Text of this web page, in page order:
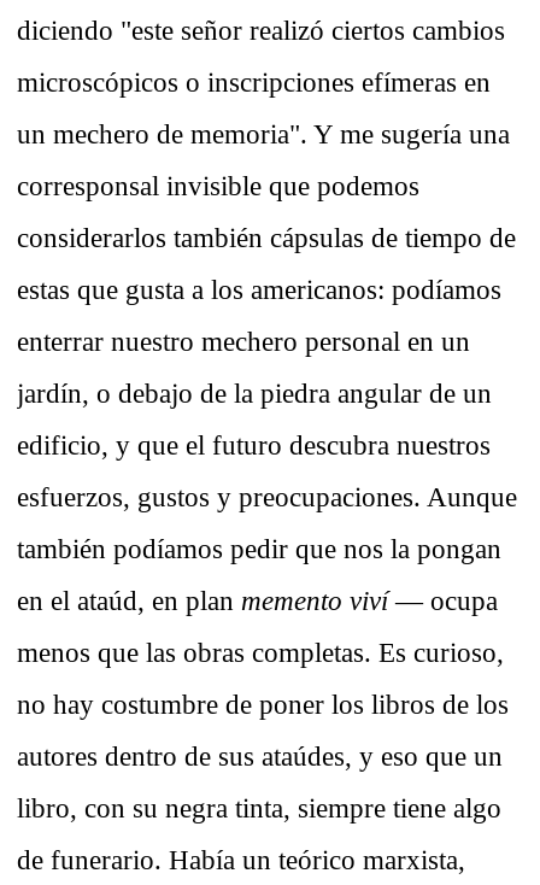
diciendo "este señor realizó ciertos cambios
microscópicos o inscripciones efímeras en
un mechero de memoria". Y me sugería una
corresponsal invisible que podemos
considerarlos también cápsulas de tiempo de
estas que gusta a los americanos: podíamos
enterrar nuestro mechero personal en un
jardín, o debajo de la piedra angular de un
edificio, y que el futuro descubra nuestros
esfuerzos, gustos y preocupaciones. Aunque
también podíamos pedir que nos la pongan
en el ataúd, en plan memento viví— ocupa
menos que las obras completas. Es curioso,
no hay costumbre de poner los libros de los
autores dentro de sus ataúdes, y eso que un
libro, con su negra tinta, siempre tiene algo
de funerario. Había un teórico marxista,